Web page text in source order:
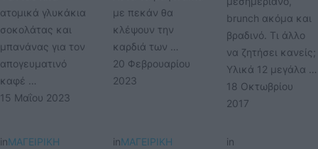
ατομικά γλυκάκια
σοκολάτας και
μπανάνας για τον
απογευματινό
καφέ …
15 Μαΐου 2023
με πεκάν θα
κλέψουν την
καρδιά των …
20 Φεβρουαρίου
2023
brunch ακόμα και
βραδινό. Τι άλλο
να ζητήσει κανείς;
Υλικά 12 μεγάλα …
18 Οκτωβρίου
2017
inΜΑΓΕΙΡΙΚΗ inΜΑΓΕΙΡΙΚΗ
in